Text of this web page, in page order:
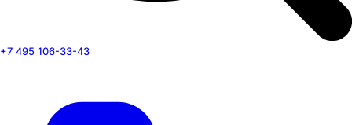
+7 495 106-33-43